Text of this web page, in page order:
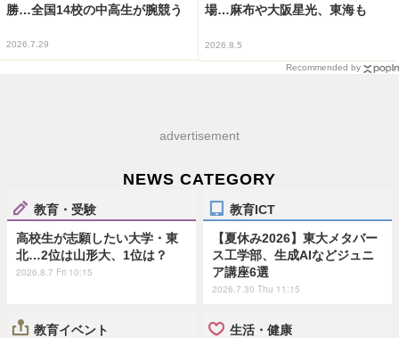
勝…全国14校の中高生が腕競う
2026.7.29
場…麻布や大阪星光、東海も
2026.8.5
Recommended by
advertisement
NEWS CATEGORY
教育・受験
高校生が志願したい大学・東
北…2位は山形大、1位は？
2026.8.7 Fri 10:15
教育ICT
【夏休み2026】東大メタバー
ス工学部、生成AIなどジュニ
ア講座6選
2026.7.30 Thu 11:15
教育イベント 生活・健康